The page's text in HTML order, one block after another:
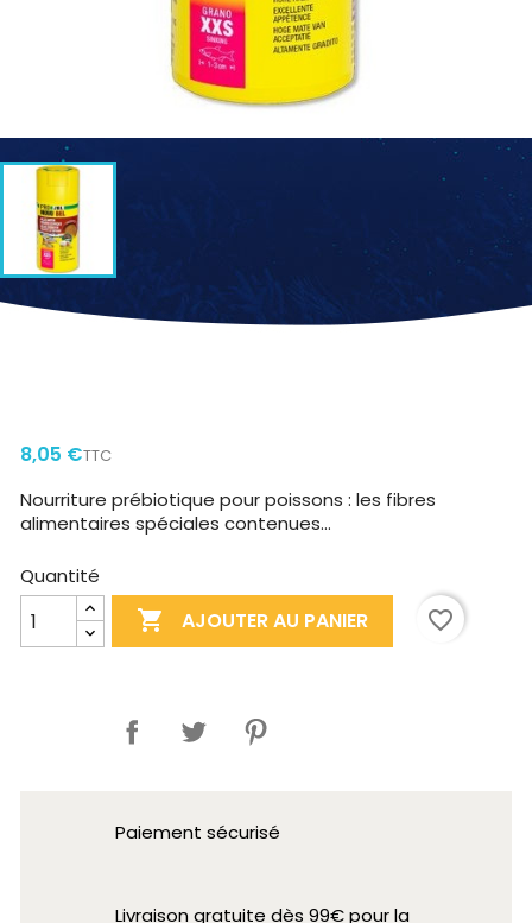
8,05 €TTC
Nourriture prébiotique pour poissons : les fibres
alimentaires spéciales contenues...
Quantité
 AJOUTER AU PANIER favorite_border
Paiement sécurisé
Livraison gratuite dès 99€ pour la